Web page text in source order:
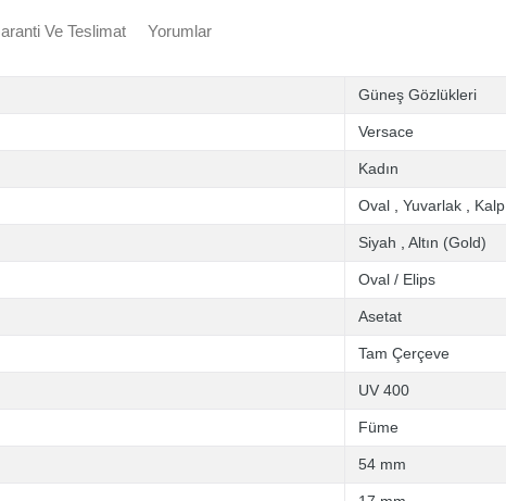
Ve Teslimat Yorumlar
Güneş Gözlükleri
Versace
Kadın
Oval Yuvarlak Kalp
Siyah Altın (Gold)
Oval / Elips
Asetat
Tam Çerçeve
UV 400
Füme
54 mm